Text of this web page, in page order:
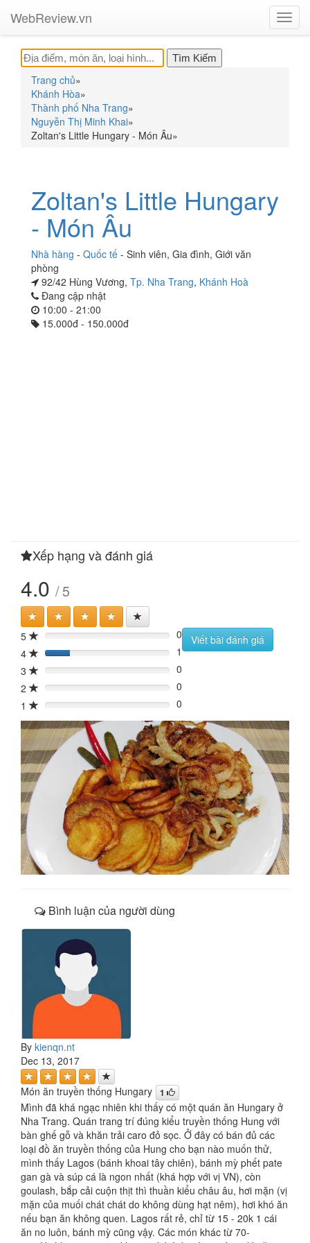
WebReview.vn
Trang chủ»
Khánh Hòa»
Thành phố Nha Trang»
Nguyễn Thị Minh Khai»
Zoltan's Little Hungary - Món Âu»
Zoltan's Little Hungary
- Món Âu
Nhà hàng - Quốc tế - Sinh viên, Gia đình, Giới văn
phòng
92/42 Hùng Vương, Tp. Nha Trang, Khánh Hoà
Đang cập nhật
10:00 - 21:00
15.000đ - 150.000đ
Xếp hạng và đánh giá
4.0 / 5
5 0%
0
4
20%
1
3
0%
0
2
0%
0
1
0% 0
Viết bài đánh giá
Bình luận của người dùng
By kienqn.nt
Dec 13, 2017
Món ăn truyền thống Hungary 1
Mình đã khá ngạc nhiên khi thấy có một quán ăn Hungary ở
Nha Trang. Quán trang trí đúng kiểu truyền thống Hung với
bàn ghế gỗ và khăn trải caro đỏ sọc. Ở đây có bán đủ các
loại đồ ăn truyền thống của Hung cho bạn nào muốn thử,
mình thấy Lagos (bánh khoai tây chiên), bánh mỳ phết pate
gan gà và súp cá là ngon nhất (khá hợp với vị VN), còn
goulash, bắp cải cuộn thịt thì thuần kiểu châu âu, hơi mặn (vị
mặn của muối chát chát do không dùng hạt nêm), hơi khó ăn
nếu bạn ăn không quen. Lagos rất rẻ, chỉ từ 15 - 20k 1 cái
ăn no luôn, bánh mỳ cũng vậy. Các món khác từ 70-